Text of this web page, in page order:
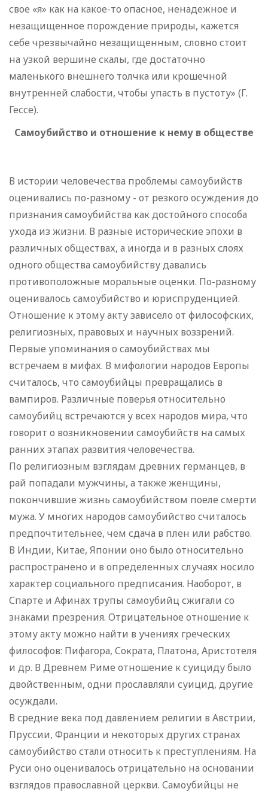
свое «я» как на какое-то опасное, ненадежное и
незащищенное порождение природы, кажется
себе чрезвычайно незащищенным, словно стоит
на узкой вершине скалы, где достаточно
маленького внешнего толчка или крошечной
внутренней слабости, чтобы упасть в пустоту» (Г.
Гессе).
Самоубийство и отношение к нему в обществе
В истории человечества проблемы самоубийств
оценивались по-разному - от резкого осуждения до
признания самоубийства как достойного способа
ухода из жизни. В разные исторические эпохи в
различных обществах, а иногда и в разных слоях
одного общества самоубийству давались
противоположные моральные оценки. По-разному
оценивалось самоубийство и юриспруденцией.
Отношение к этому акту зависело от философских,
религиозных, правовых и научных воззрений.
Первые упоминания о самоубийствах мы
встречаем в мифах. В мифологии народов Европы
считалось, что самоубийцы превращались в
вампиров. Различные поверья относительно
самоубийц встречаются у всех народов мира, что
говорит о возникновении самоубийств на самых
ранних этапах развития человечества.
По религиозным взглядам древних германцев, в
рай попадали мужчины, а также женщины,
покончившие жизнь самоубийством поеле смерти
мужа. У многих народов самоубийство считалось
предпочтительнее, чем сдача в плен или рабство.
В Индии, Китае, Японии оно было относительно
распространено и в определенных случаях носило
характер социального предписания. Наоборот, в
Спарте и Афинах трупы самоубийц сжигали со
знаками презрения. Отрицательное отношение к
этому акту можно найти в учениях греческих
философов: Пифагора, Сократа, Платона, Аристотеля
и др. В Древнем Риме отношение к суициду было
двойственным, одни прославляли суицид, другие
осуждали.
В средние века под давлением религии в Австрии,
Пруссии, Франции и некоторых других странах
самоубийство стали относить к преступлениям. На
Руси оно оценивалось отрицательно на основании
взглядов православной церкви. Самоубийцы не